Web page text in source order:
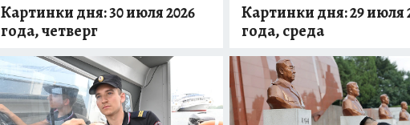
Картинки дня: 30 июля 2026
года, четверг
Картинки дня: 29 июля
года, среда